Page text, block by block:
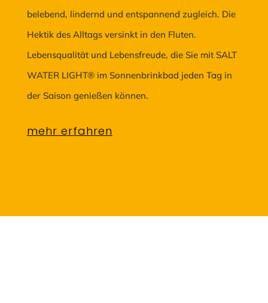
belebend, lindernd und entspannend zugleich. Die
Hektik des Alltags versinkt in den Fluten.
Lebensqualität und Lebensfreude, die Sie mit SALT
WATER LIGHT® im Sonnenbrinkbad jeden Tag in
der Saison genießen können.
mehr erfahren